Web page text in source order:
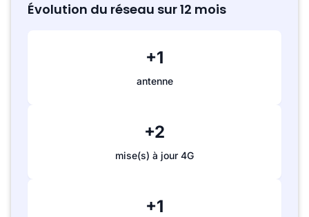
Évolution du réseau sur 12 mois
+1
antenne
+2
mise(s) à jour 4G
+1